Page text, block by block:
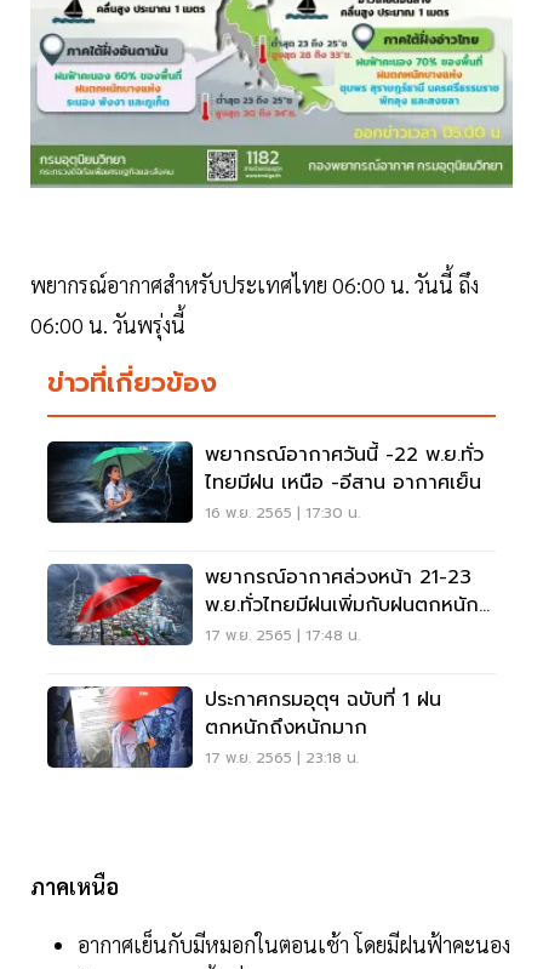
พยากรณ์อากาศสำหรับประเทศไทย 06:00 น. วันนี้ ถึง
06:00 น. วันพรุ่งนี้
ข่าวที่เกี่ยวข้อง
พยากรณ์อากาศวันนี้ -22 พ.ย.ทั่ว
ไทยมีฝน เหนือ -อีสาน อากาศเย็น
16 พ.ย. 2565 | 17:30 น.
พยากรณ์อากาศล่วงหน้า 21-23
พ.ย.ทั่วไทยมีฝนเพิ่มกับฝนตกหนัก
บางแห่ง
17 พ.ย. 2565 | 17:48 น.
ประกาศกรมอุตุฯ ฉบับที่ 1 ฝน
ตกหนักถึงหนักมาก
17 พ.ย. 2565 | 23:18 น.
ภาคเหนือ
อากาศเย็นกับมีหมอกในตอนเช้า โดยมีฝนฟ้าคะนอง